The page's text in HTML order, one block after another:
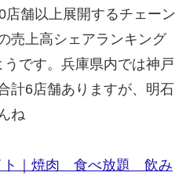
舗以上展開するチェーン
売上高シェアランキング
です。兵庫県内では神戸
計6店舗ありますが、明石
ね
ト｜焼肉 食べ放題 飲み